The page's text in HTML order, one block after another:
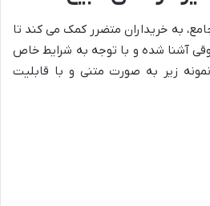
به خریداران متضرر کمک می کند تا
آشنا شده و با توجه به شرایط خاص
زیر به صورت متنی و با قابلیت